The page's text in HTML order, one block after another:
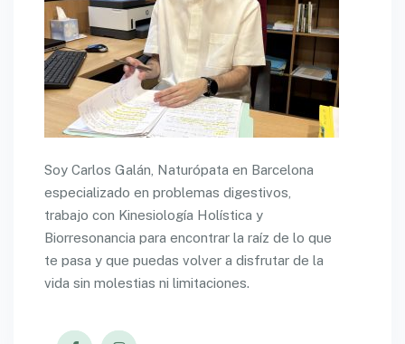
Soy Carlos Galán, Naturópata en Barcelona
especializado en problemas digestivos,
trabajo con Kinesiología Holística y
Biorresonancia para encontrar la raíz de lo que
te pasa y que puedas volver a disfrutar de la
vida sin molestias ni limitaciones.